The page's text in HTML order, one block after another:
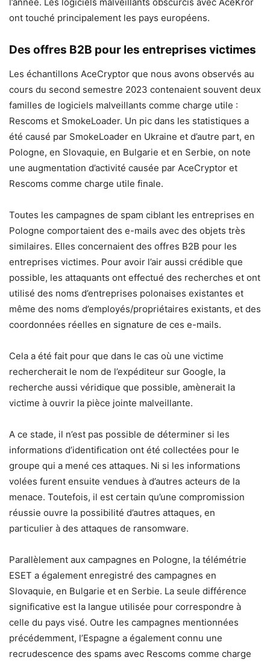
ont touché principalement les pays européens.
Des offres B2B pour les entreprises victimes
Les échantillons AceCryptor que nous avons observés au
cours du second semestre 2023 contenaient souvent deux
familles de logiciels malveillants comme charge utile :
Rescoms et SmokeLoader. Un pic dans les statistiques a
été causé par SmokeLoader en Ukraine et d’autre part, en
Pologne, en Slovaquie, en Bulgarie et en Serbie, on note
une augmentation d’activité causée par AceCryptor et
Rescoms comme charge utile finale.
Toutes les campagnes de spam ciblant les entreprises en
Pologne comportaient des e-mails avec des objets très
similaires. Elles concernaient des offres B2B pour les
entreprises victimes. Pour avoir l’air aussi crédible que
possible, les attaquants ont effectué des recherches et ont
utilisé des noms d’entreprises polonaises existantes et
même des noms d’employés/propriétaires existants, et des
coordonnées réelles en signature de ces e-mails.
Cela a été fait pour que dans le cas où une victime
rechercherait le nom de l’expéditeur sur Google, la
recherche aussi véridique que possible, amènerait la
victime à ouvrir la pièce jointe malveillante.
A ce stade, il n’est pas possible de déterminer si les
informations d’identification ont été collectées pour le
groupe qui a mené ces attaques. Ni si les informations
volées furent ensuite vendues à d’autres acteurs de la
menace. Toutefois, il est certain qu’une compromission
réussie ouvre la possibilité d’autres attaques, en
particulier à des attaques de ransomware.
Parallèlement aux campagnes en Pologne, la télémétrie
ESET a également enregistré des campagnes en
Slovaquie, en Bulgarie et en Serbie. La seule différence
significative est la langue utilisée pour correspondre à
celle du pays visé. Outre les campagnes mentionnées
précédemment, l’Espagne a également connu une
recrudescence des spams avec Rescoms comme charge